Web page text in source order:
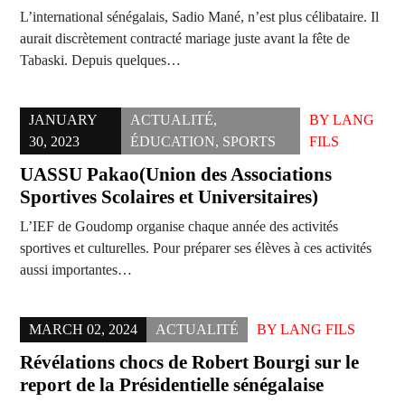
L’international sénégalais, Sadio Mané, n’est plus célibataire. Il
aurait discrètement contracté mariage juste avant la fête de
Tabaski. Depuis quelques…
JANUARY
30, 2023
ACTUALITÉ,
ÉDUCATION, SPORTS
BY LANG
FILS
UASSU Pakao(Union des Associations
Sportives Scolaires et Universitaires)
L’IEF de Goudomp organise chaque année des activités
sportives et culturelles. Pour préparer ses élèves à ces activités
aussi importantes…
MARCH 02, 2024 ACTUALITÉ BY LANG FILS
Révélations chocs de Robert Bourgi sur le
report de la Présidentielle sénégalaise